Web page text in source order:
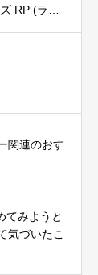
RP (ライ
関連のおす
てみようと
気づいたこ